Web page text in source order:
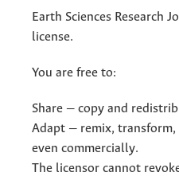
Earth Sciences Research
license.
You are free to:
Share — copy and
Adapt — remix,
even commercially.
The licensor cannot